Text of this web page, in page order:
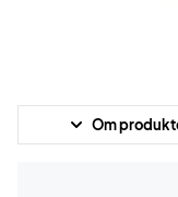
Om